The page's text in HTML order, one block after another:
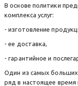
В основе политики
комплекса услуг:
- изготовление
- ее доставка,
- гарантийное и
Один из самых
ряд в настоящее время